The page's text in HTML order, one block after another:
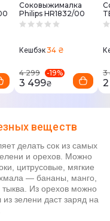
Соковыжималка
Philips HR1832/00
Кешбэк34 ₴
4 299 -19%
3 499₴
3
веществ
делать сок из самых
и орехов. Можно
цитрусовые, мягкие
— бананы, манго,
Из орехов можно
зелени даст заряд на